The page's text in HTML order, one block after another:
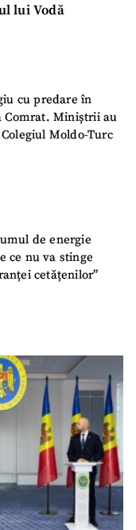
lui Vodă
cu predare în
Comrat. Miniștrii au
Moldo-Turc
de energie
ce nu va stinge
cetățenilor”